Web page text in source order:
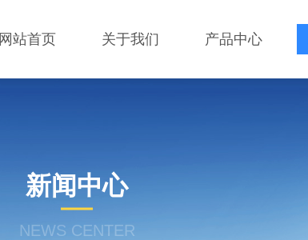
网站首页 关于我们 产品中心
新闻中心
NEWS CENTER